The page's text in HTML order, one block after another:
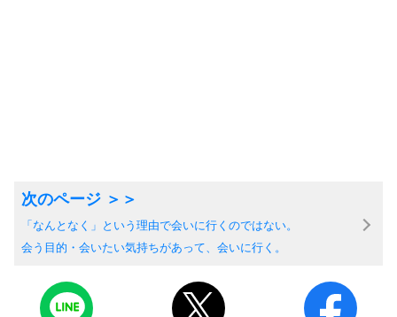
「なんとなく」という理由で会いに行くのではない。
会う目的・会いたい気持ちがあって、会いに行く。